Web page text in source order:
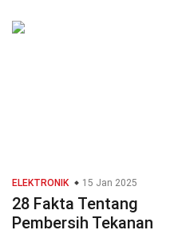
ELEKTRONIK 15 Jan 2025
28 Fakta Tentang
Pembersih Tekanan